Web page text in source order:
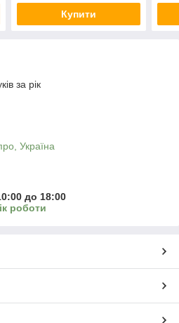
Купити
за рік
Україна
до 18:00
роботи